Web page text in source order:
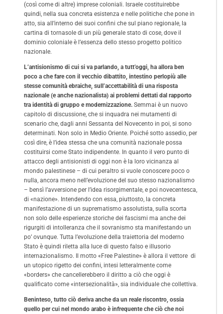
(così come di altre) imprese coloniali. Israele costituirebbe
quindi, nella sua concreta esistenza e nelle politiche che pone in
atto, sia all’interno dei suoi confini che sul piano regionale, la
cartina di tornasole di un più generale stato di cose, dove il
dominio coloniale è l’essenza dello stesso progetto politico
nazionale.
L’antisionismo di cui si va parlando, a tutt’oggi, ha allora ben
poco a che fare con il vecchio dibattito, intestino perlopiù alle
stesse comunità ebraiche, sull’accettabilità di una risposta
nazionale (e anche nazionalista) ai problemi dettati dal rapporto
tra identità di gruppo e modernizzazione. Semmai è un nuovo
capitolo di discussione, che si inquadra nei mutamenti di
scenario che, dagli anni Sessanta del Novecento in poi, si sono
determinati. Non solo in Medio Oriente. Poiché sotto assedio, per
così dire, è l’idea stessa che una comunità nazionale possa
costituirsi come Stato indipendente. In quanto il vero punto di
attacco degli antisionisti di oggi non è la loro vicinanza al
mondo palestinese – di cui peraltro si vuole conoscere poco o
nulla, ancora meno nell’evoluzione del suo stesso nazionalismo
– bensì l’avversione per l’idea risorgimentale, e poi novecentesca,
di «nazione». Intendendo con essa, piuttosto, la concreta
manifestazione di un suprematismo assolutista, sulla scorta
non solo delle esperienze storiche dei fascismi ma anche dei
rigurgiti di intolleranza che il sovranismo sta manifestando un
po’ ovunque. Tutta l’evoluzione della traiettoria del moderno
Stato è quindi riletta alla luce di questo falso e illusorio
internazionalismo. Il motto «Free Palestine» è allora il vettore di
un utopico rigetto dei confini, intesi letteralmente come
«borders» che cancellerebbero il diritto a ciò che oggi è
qualificato come «intersezionalità», sia individuale che collettiva.
Beninteso, tutto ciò deriva anche da un reale riscontro, ossia
quello per cui nel mondo arabo è infrequente che ciò che noi